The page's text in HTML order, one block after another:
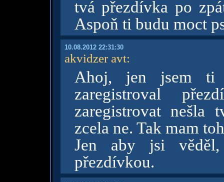
tvá přezdívka po
Aspoň ti budu moct
10.08.2012 22:31:30
akvidzer avt:
Ahoj, jen jsem ti
zaregistroval
zaregistrovat nešla
zcela ne. Tak mam
Jen aby jsi
přezdívkou.